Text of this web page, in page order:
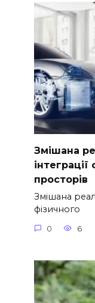
Змішана
просторів
Змішана
фізичного
0 6